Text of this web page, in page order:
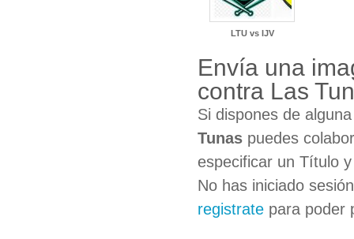
LTU vs IJV
Envía una
contra Las
Si dispones de
Tunas puedes
especificar un Título
No has iniciado
registrate para poder